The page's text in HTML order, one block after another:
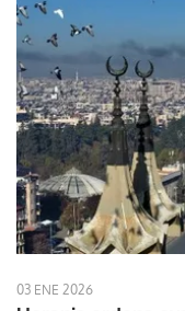
03 ENE 2026